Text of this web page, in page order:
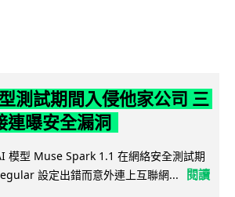
測試期間入侵他家公司 三
連曝安全漏洞
模型 Muse Spark 1.1 在網絡安全測試期
設定出錯而意外連上互聯網...
閱讀